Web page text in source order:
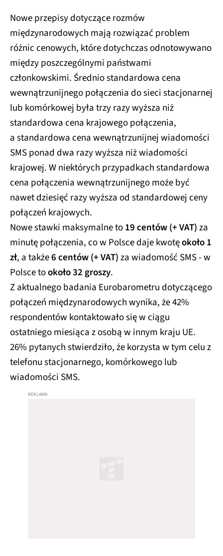
Nowe przepisy dotyczące rozmów
międzynarodowych mają rozwiązać problem
różnic cenowych, które dotychczas odnotowywano
między poszczególnymi państwami
członkowskimi. Średnio standardowa cena
wewnątrzunijnego połączenia do sieci stacjonarnej
lub komórkowej była trzy razy wyższa niż
standardowa cena krajowego połączenia,
a standardowa cena wewnątrzunijnej wiadomości
SMS ponad dwa razy wyższa niż wiadomości
krajowej. W niektórych przypadkach standardowa
cena połączenia wewnątrzunijnego może być
nawet dziesięć razy wyższa od standardowej ceny
połączeń krajowych.
Nowe stawki maksymalne to19 centów (+ VAT)za
minutę połączenia, co w Polsce daje kwotęokoło 1
zł, a także6 centów (+ VAT)za wiadomość SMS - w
Polsce tookoło 32 groszy.
Z aktualnego badania Eurobarometru dotyczącego
połączeń międzynarodowych wynika, że 42%
respondentów kontaktowało się w ciągu
ostatniego miesiąca z osobą w innym kraju UE.
26% pytanych stwierdziło, że korzysta w tym celu z
telefonu stacjonarnego, komórkowego lub
wiadomości SMS.